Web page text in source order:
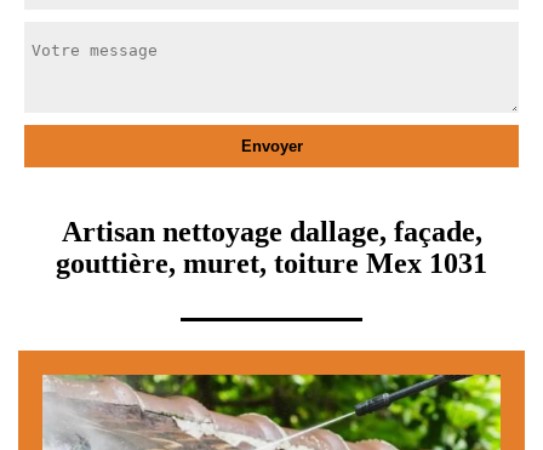
Artisan nettoyage dallage, façade,
gouttière, muret, toiture Mex 1031